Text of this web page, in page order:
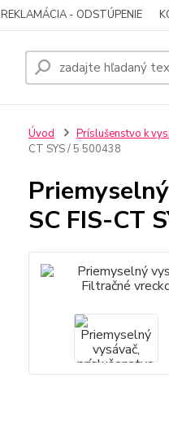
REKLAMÁCIA - ODSTÚPENIE
Úvod Príslušenstvo k
CT SYS / 5 500438
SC FIS-CT